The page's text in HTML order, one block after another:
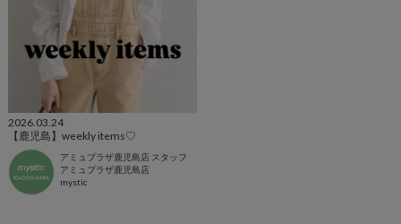
2026.03.24
【鹿児島】weekly items♡
アミュプラザ鹿児島店 スタッフ
アミュプラザ鹿児島店
mystic